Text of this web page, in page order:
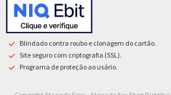
Blindado contra roubo e clonagem do cartão.
Site seguro com criptografia (SSL).
Programa de proteção ao usário.